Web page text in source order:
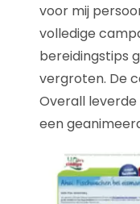
voor mij
volledige
bereidingstips
vergroten. De
Overall leverde
een